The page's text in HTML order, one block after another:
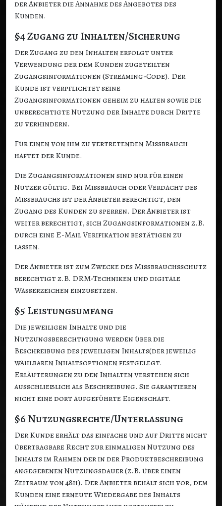
der Anbieter die Annahme des Angebotes des
Kunden.
§4 Zugang zu Inhalten/Sicherung
Der Zugang zu den Inhalten erfolgt unter
Verwendung der dem Kunden zugeteilten
Zugangsinformationen (Streaming-Code). Der
Kunde ist verpflichtet seine
Zugangsinformationen geheim zu halten sowie die
unberechtigte Nutzung der Inhalte durch Dritte
zu verhindern.
Für einen von ihm zu vertretenden Missbrauch
haftet der Kunde.
Die Zugangsinformationen sind nur für einen
Nutzer gültig. Bei Missbrauch oder Verdacht des
Missbrauchs ist der Anbieter berechtigt, den
Zugang des Kunden zu sperren. Der Anbieter ist
weiter berechtigt, sich Zugangsinformationen z.B.
durch eine E-Mail Verifikation bestätigen zu
lassen.
Der Anbieter ist zum Zwecke des Missbrauchsschutz
berechtigt z.B. DRM-Techniken und digitale
Wasserzeichen einzusetzen.
§5 Leistungsumfang
Die jeweiligen Inhalte und die
Nutzungsberechtigung werden über die
Beschreibung des jeweiligen Inhalts(der jeweilig
wählbaren Inhaltsoptionen festgelegt.
Erläuterungen zu den Inhalten verstehen sich
ausschließlich als Beschreibung. Sie garantieren
nicht eine dort aufgeführte Eigenschaft.
§6 Nutzungsrechte/Unterlassung
Der Kunde erhält das einfache und auf Dritte nicht
übertragbare Recht zur einmaligen Nutzung des
Inhalts im Rahmen der in der Produktbeschreibung
angegebenen Nutzungsdauer (z.B. über einen
Zeitraum von 48h). Der Anbieter behält sich vor, dem
Kunden eine erneute Wiedergabe des Inhalts